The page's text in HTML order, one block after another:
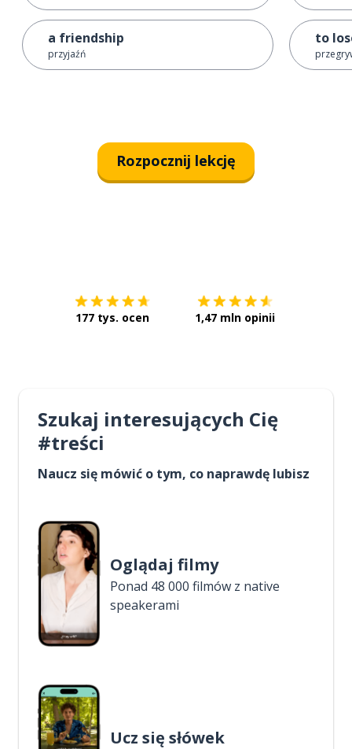
a friendship
przyjaźń
to
Rozpocznij lekcję
177 tys. ocen 1,47 mln opinii
Szukaj interesujących Cię
#treści
Naucz się mówić o tym, co naprawdę lubisz
Oglądaj filmy
Ponad 48 000 filmów z native
speakerami
Ucz się słówek